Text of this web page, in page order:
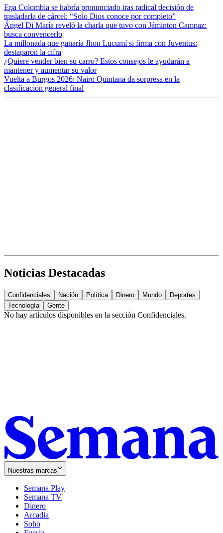
Epa Colombia se habría pronunciado tras radical decisión de
trasladarla de cárcel: “Solo Dios conoce por completo”
Ángel Di María reveló la charla que tuvo con Jáminton Campaz:
busca convencerlo
La millonada que ganaría Jhon Lucumí si firma con Juventus:
destaparon la cifra
¿Quiere vender bien su carro? Estos consejos le ayudarán a
mantener y aumentar su valor
Vuelta a Burgos 2026: Nairo Quintana da sorpresa en la
clasificación general final
Noticias Destacadas
Confidenciales Nación Política Dinero Mundo
Deportes
Tecnología
Gente
No hay artículos disponibles en la sección Confidenciales.
Nuestras marcas
Semana Play
Semana TV
Dinero
Arcadia
Soho